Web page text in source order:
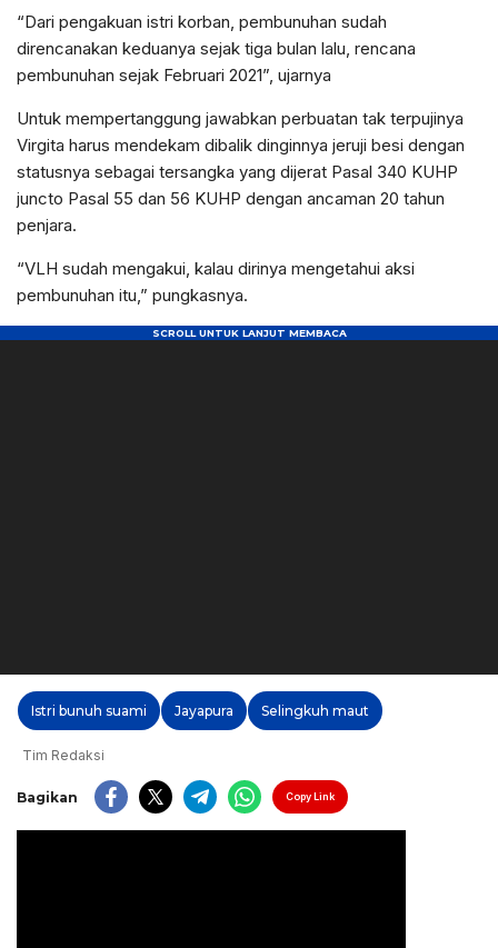
“Dari pengakuan istri korban, pembunuhan sudah
direncanakan keduanya sejak tiga bulan lalu, rencana
pembunuhan sejak Februari 2021”, ujarnya
Untuk mempertanggung jawabkan perbuatan tak terpujinya
Virgita harus mendekam dibalik dinginnya jeruji besi dengan
statusnya sebagai tersangka yang dijerat Pasal 340 KUHP
juncto Pasal 55 dan 56 KUHP dengan ancaman 20 tahun
penjara.
“VLH sudah mengakui, kalau dirinya mengetahui aksi
pembunuhan itu,” pungkasnya.
Istri bunuh suami Jayapura Selingkuh maut
Tim Redaksi
Bagikan Copy Link